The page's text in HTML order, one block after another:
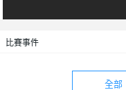
比賽事件
全部